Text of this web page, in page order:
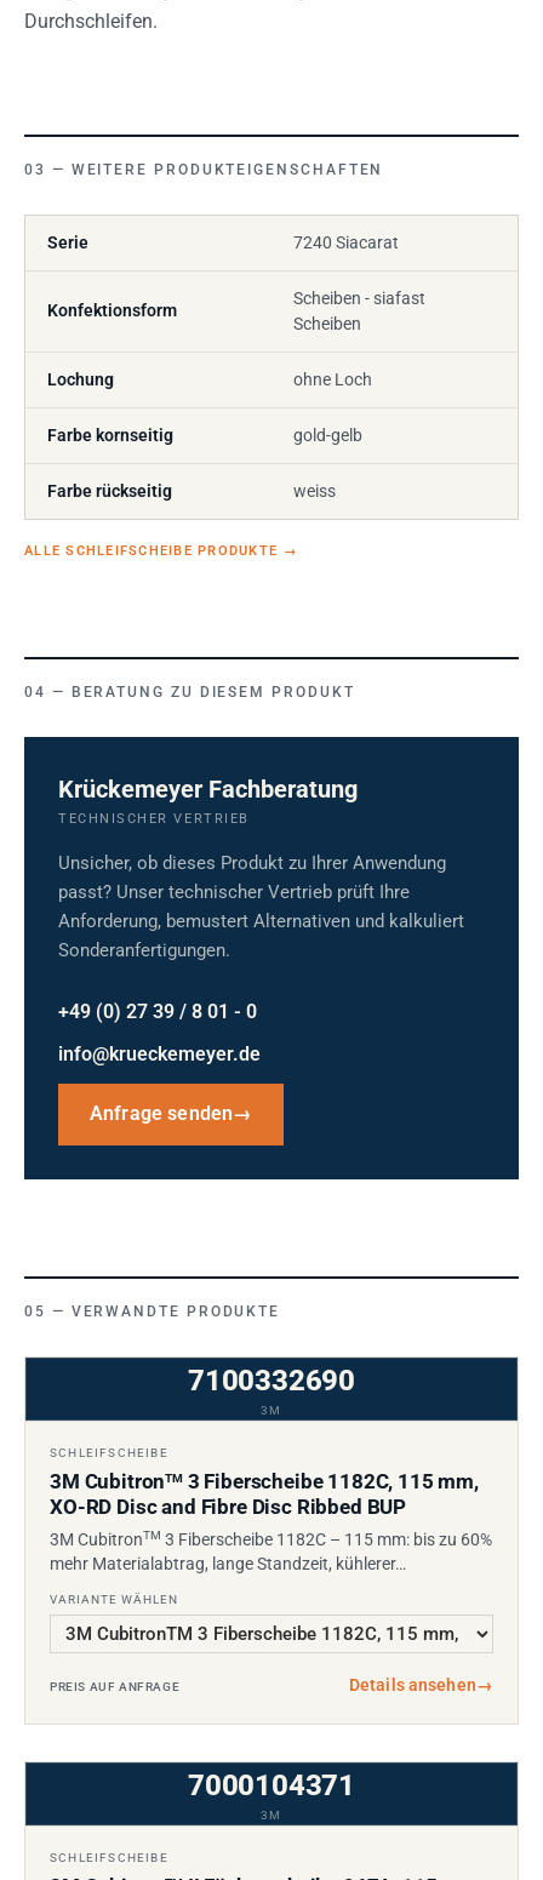
Durchschleifen.
WEITERE PRODUKTEIGENSCHAFTEN
Serie 7240 Siacarat
Konfektionsform
Scheiben - siafast
Scheiben
Lochung ohne Loch
Farbe kornseitig gold-gelb
Farbe rückseitig weiss
ALLE SCHLEIFSCHEIBE PRODUKTE →
BERATUNG ZU DIESEM PRODUKT
Krückemeyer Fachberatung
TECHNISCHER VERTRIEB
Unsicher, ob dieses Produkt zu Ihrer Anwendung
passt? Unser technischer Vertrieb prüft Ihre
Anforderung, bemustert Alternativen und kalkuliert
Sonderanfertigungen.
+49 (0) 27 39 / 8 01 - 0
info@krueckemeyer.de
Anfrage senden→
VERWANDTE PRODUKTE
7100332690
3M
SCHLEIFSCHEIBE
3M CubitronTM3 Fiberscheibe 1182C, 115 mm,
XO-RD Disc and Fibre Disc Ribbed BUP
3M CubitronTM 3 Fiberscheibe 1182C – 115 mm: bis zu 60%
mehr Materialabtrag, lange Standzeit, kühlerer…
VARIANTE WÄHLEN
PREIS AUF ANFRAGE Details ansehen→
7000104371
3M
SCHLEIFSCHEIBE